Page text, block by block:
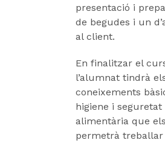
presentació i
de begudes i un
al client.
En finalitzar el
l’alumnat tindrà
coneixements
higiene i seguretat
alimentària que els
permetrà treballar